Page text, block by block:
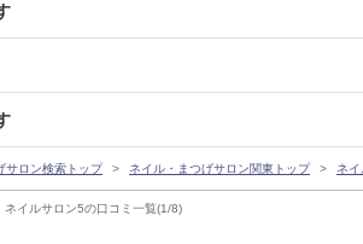
ネイルサロン5の口コミ一覧(1/8)
サロン検索トップ ネイル・まつげサロン関東トップ ネ